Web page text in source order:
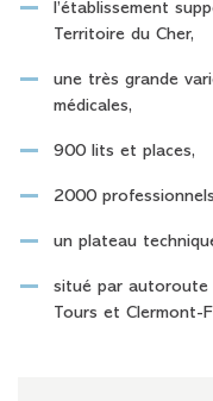
l’établissement
Territoire du Cher,
une très grande
médicales,
900 lits et places,
2000
un plateau
situé par autoroute
Tours et Clermont-